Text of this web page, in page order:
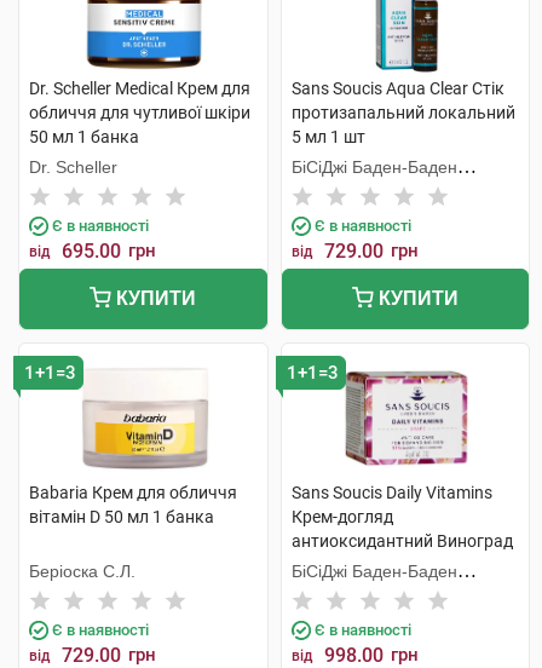
Dr. Scheller Medical Крем для
обличчя для чутливої шкіри
50 мл 1 банка
Dr. Scheller
Є в наявності
від 695.00 грн
КУПИТИ
Sans Soucis Aqua Clear Стік
протизапальний локальний
5 мл 1 шт
БіСіДжі Баден-Баден
Косметікс Груп Гмбх
Є в наявності
від 729.00 грн
КУПИТИ
1+1=3
Babaria Крем для обличчя
вітамін D 50 мл 1 банка
Беріоска С.Л.
Є в наявності
від 729.00 грн
1+1=3
Sans Soucis Daily Vitamins
Крем-догляд
антиоксидантний Виноград
для зрілої шкіри 50 мл 1
банка
БіСіДжі Баден-Баден
Косметікс Груп Гмбх
Є в наявності
від 998.00 грн